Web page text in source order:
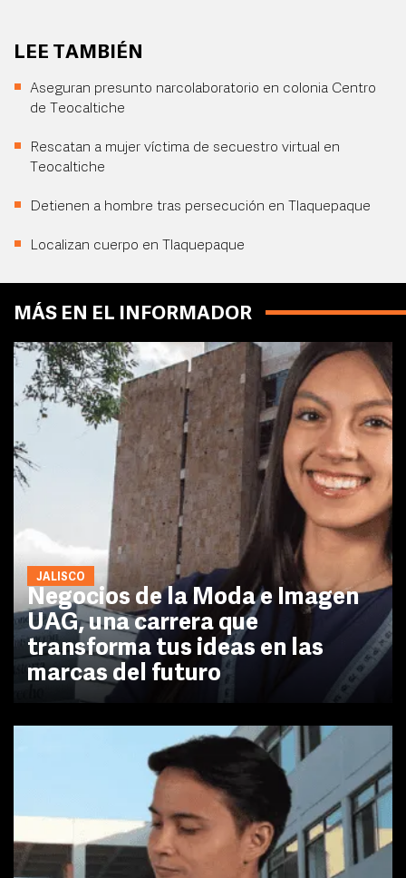
LEE TAMBIÉN
Aseguran presunto narcolaboratorio en colonia Centro
de Teocaltiche
Rescatan a mujer víctima de secuestro virtual en
Teocaltiche
Detienen a hombre tras persecución en Tlaquepaque
Localizan cuerpo en Tlaquepaque
MÁS EN EL INFORMADOR
JALISCO
Negocios de la Moda e Imagen
UAG, una carrera que
transforma tus ideas en las
marcas del futuro